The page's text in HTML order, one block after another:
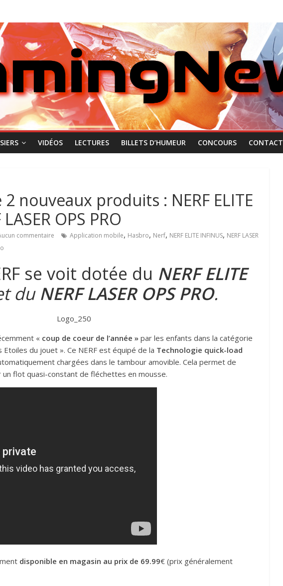
VIDÉOS LECTURES BILLETS D’HUMEUR CONCOURS CONTACT
nouveaux produits : NERF ELITE
OPS PRO
commentaire Application mobile, Hasbro, Nerf, NERF ELITE INFINUS, NERF LASER
se voit dotée du NERF ELITE
du NERF LASER OPS PRO.
« coup de coeur de l’année » par les enfants dans la catégorie
Etoiles du jouet ». Ce NERF est équipé de la Technologie quick-load
chargées dans le tambour amovible. Cela permet de
flot quasi-constant de fléchettes en mousse.
disponible en magasin au prix de 69.99€ (prix généralement